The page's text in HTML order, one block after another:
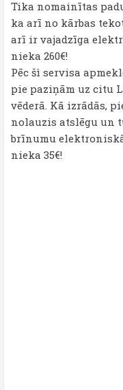
Tika nomainītas
ka arī no kārbas
arī ir vajadzīga
nieka 260€!
Pēc šì servisa
pie paziņām uz citu
vēderā. Kā izrādās,
nolauzis atslēgu un
brīnumu
nieka 35€!